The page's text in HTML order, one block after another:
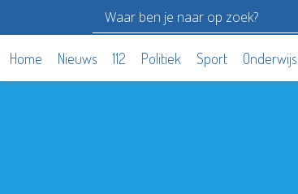
Home Nieuws 112 Politiek Sport Onderwijs